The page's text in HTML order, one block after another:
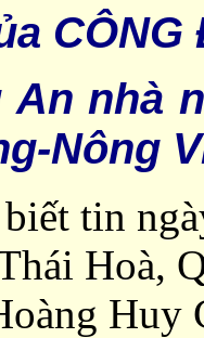
CÔNG
An nhà
Nông
tin
Hoà,
Huy